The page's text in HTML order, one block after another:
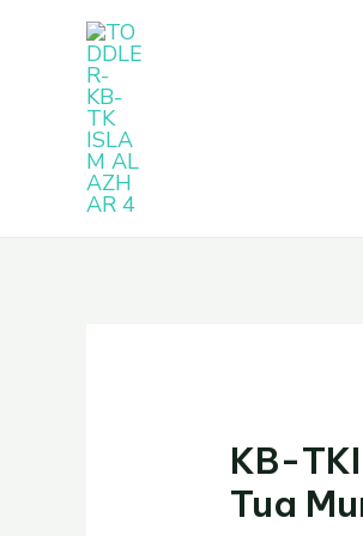
KB-
Tua
Post
navigation